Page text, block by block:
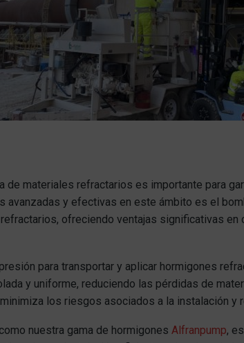
de materiales refractarios es importante para
avanzadas y efectivas en este ámbito es el
ofreciendo ventajas significativas
para transportar y aplicar hormigones
y uniforme, reduciendo las pérdidas de
los riesgos asociados a la instalación
nuestra gama de hormigones Alfranpump,